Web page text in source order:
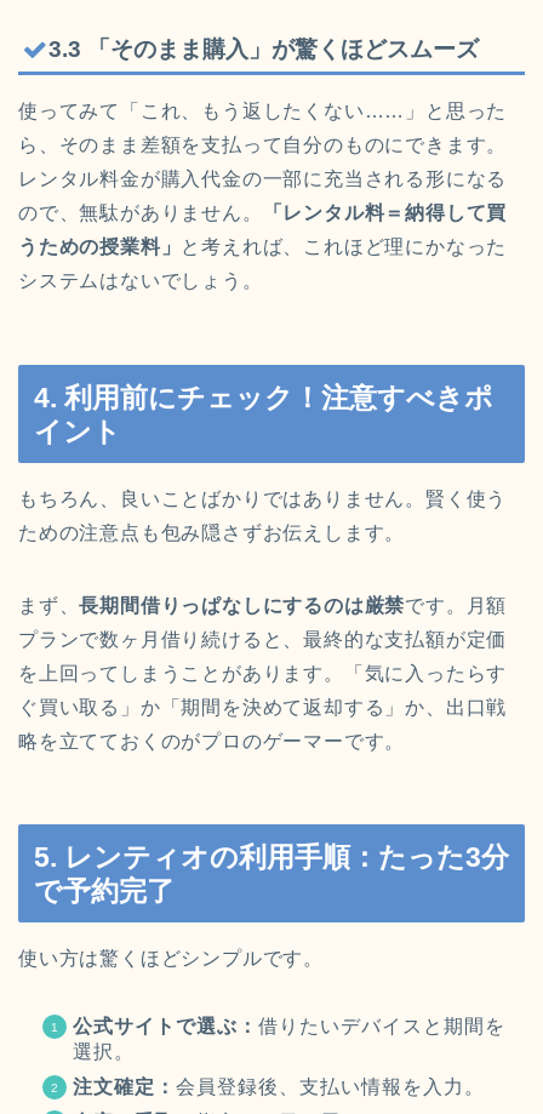
3.3 「そのまま購入」が驚くほどスムーズ
使ってみて「これ、もう返したくない……」と思った
ら、そのまま差額を支払って自分のものにできます。
レンタル料金が購入代金の一部に充当される形になる
ので、無駄がありません。
「レンタル料＝納得して買
うための授業料」 と考えれば、これほど理にかなった
システムはないでしょう。
4. 利用前にチェック！注意すべきポ
イント
もちろん、良いことばかりではありません。賢く使う
ための注意点も包み隠さずお伝えします。
まず、長期間借りっぱなしにするのは厳禁です。月額
プランで数ヶ月借り続けると、最終的な支払額が定価
を上回ってしまうことがあります。「気に入ったらす
ぐ買い取る」か「期間を決めて返却する」か、出口戦
略を立てておくのがプロのゲーマーです。
5. レンティオの利用手順：たった3分
で予約完了
使い方は驚くほどシンプルです。
公式サイトで選ぶ： 借りたいデバイスと期間を
選択。
注文確定： 会員登録後、支払い情報を入力。